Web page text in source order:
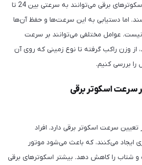
به طور میانگین، بیشتر اسکوترهای برقی می‌توانند به سرعتی بین 24 تا
اما دستیابی به این سرعت‌ها و حفظ آن‌ها
نیست. عوامل مختلفی می‌توانند بر سرعت
از وزن راکب گرفته تا نوع زمینی که روی آن
را بررسی کنیم.
سرعت اسکوتر برقی
سرعت اسکوتر برقی دارد. افراد
ایجاد می‌کنند، که باعث می‌شود موتور
شتاب را کاهش دهد. بیشتر اسکوترهای برقی